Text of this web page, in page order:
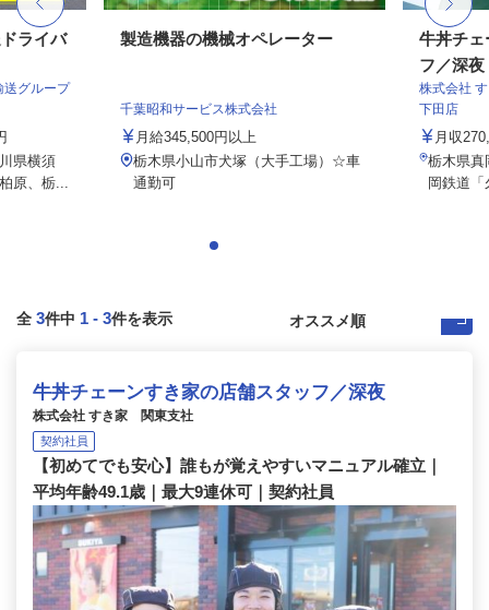
ライバ
送グループ
県横須
原、栃...
製造機器の機械オペレーター
千葉昭和サービス株式会社
月給345,500円以上
栃木県小山市犬塚（大手工場）☆車
通勤可
牛丼チェ
フ／深夜
株式会社
下田店
月収
栃木県真
岡鉄道
全 3件中 1 - 3件を表示
牛丼チェーンすき家の店舗スタッフ／深夜
株式会社 すき家 関東支社
契約社員
【初めてでも安心】誰もが覚えやすいマニュアル確立｜
平均年齢49.1歳｜最大9連休可｜契約社員